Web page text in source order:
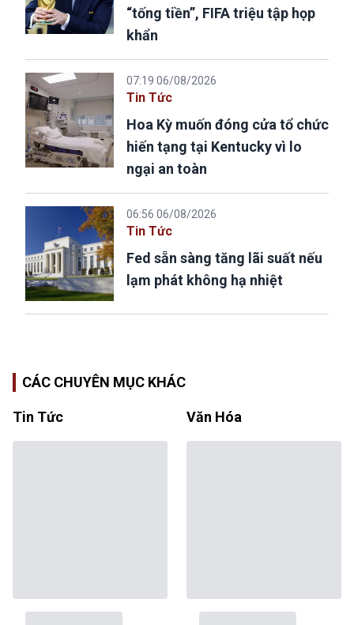
“tống tiền”, FIFA triệu tập họp
khẩn
07:19 06/08/2026
Tin Tức
Hoa Kỳ muốn đóng cửa tổ chức
hiến tạng tại Kentucky vì lo
ngại an toàn
06:56 06/08/2026
Tin Tức
Fed sẵn sàng tăng lãi suất nếu
lạm phát không hạ nhiệt
CÁC CHUYÊN MỤC KHÁC
Tin Tức Văn Hóa